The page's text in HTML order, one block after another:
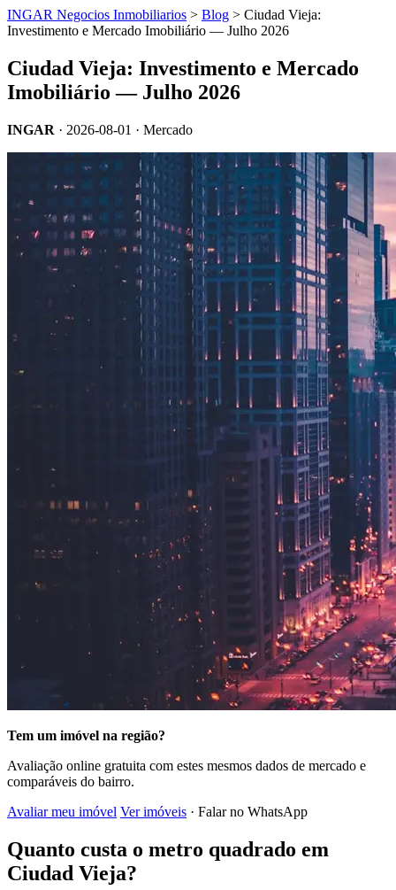
INGAR Negocios Inmobiliarios > Blog > Ciudad Vieja:
Investimento e Mercado Imobiliário — Julho 2026
Ciudad Vieja: Investimento e Mercado
Imobiliário — Julho 2026
INGAR · 2026-08-01 · Mercado
Tem um imóvel na região?
Avaliação online gratuita com estes mesmos dados de mercado e
comparáveis do bairro.
Avaliar meu imóvel Ver imóveis · Falar no WhatsApp
Quanto custa o metro quadrado em
Ciudad Vieja?